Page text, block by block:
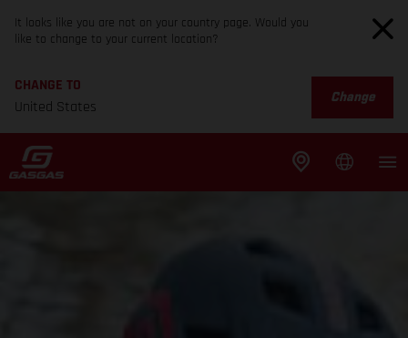
It looks like you are not on your country page. Would you
like to change to your current location?
CHANGE TO
United States
Change